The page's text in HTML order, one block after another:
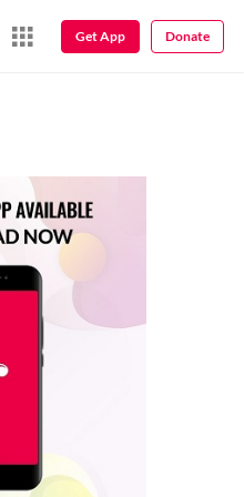
Get App Donate